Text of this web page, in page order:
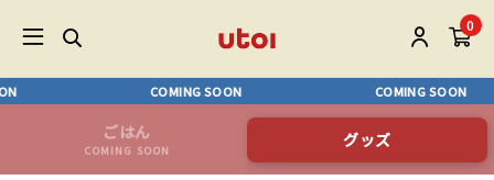
0
COMING SOON COMING SOON
ごはん
COMING SOON
グッズ